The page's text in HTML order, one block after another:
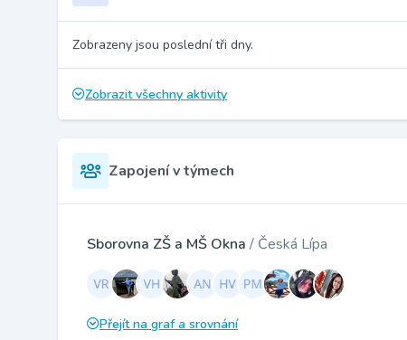
Zobrazeny jsou poslední tři dny.
Zobrazit všechny aktivity
Zapojení v týmech
Sborovna ZŠ a MŠ Okna / Česká Lípa
Přejít na graf a srovnání